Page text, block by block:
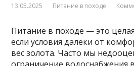
13.05.2025 Питание в походе
Питание в походе — это
если условия далеки от
вес золота. Часто мы